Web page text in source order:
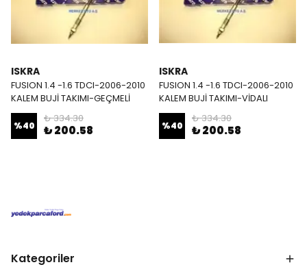
ISKRA
FUSION 1.4 -1.6 TDCI-2006-2010
KALEM BUJİ TAKIMI-GEÇMELİ
%40
₺ 334.30
₺ 200.58
ISKRA
FUSION 1.4 -1.6 TDCI-2006-2010
KALEM BUJİ TAKIMI-VİDALI
%40
₺ 334.30
₺ 200.58
Kategoriler